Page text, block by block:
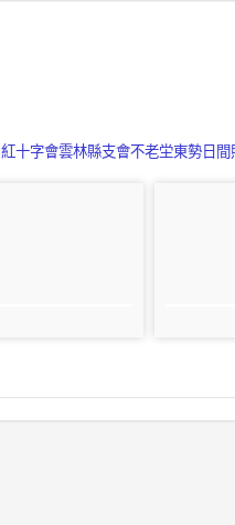
紅十字會雲林縣支會不老坣東勢日